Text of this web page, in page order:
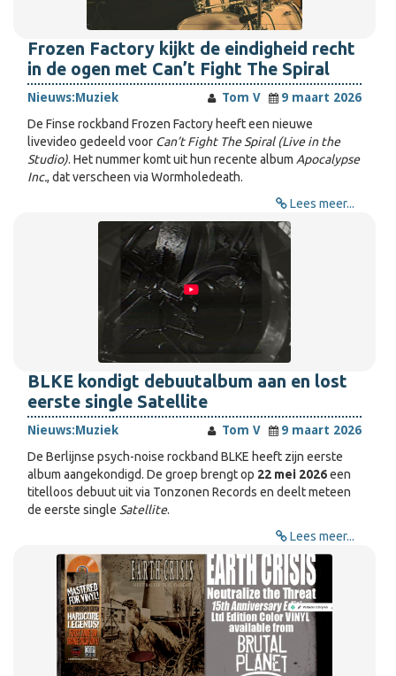
Frozen Factory kijkt de eindigheid recht
in de ogen met Can’t Fight The Spiral
Nieuws:Muziek Tom V
9 maart 2026
De Finse rockband Frozen Factory heeft een nieuwe
livevideo gedeeld voor Can’t Fight The Spiral (Live in the
Studio). Het nummer komt uit hun recente album Apocalypse
Inc., dat verscheen via Wormholedeath.
Lees meer...
BLKE kondigt debuutalbum aan en lost
eerste single Satellite
Nieuws:Muziek Tom V
9 maart 2026
De Berlijnse psych-noise rockband BLKE heeft zijn eerste
album aangekondigd. De groep brengt op 22 mei 2026een
titelloos debuut uit via Tonzonen Records en deelt meteen
de eerste single Satellite.
Lees meer...